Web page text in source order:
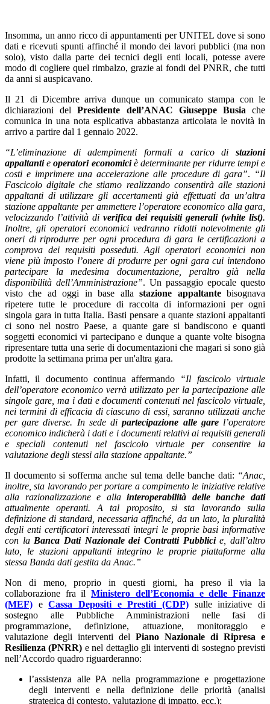
Insomma, un anno ricco di appuntamenti per UNITEL dove si sono
dati e ricevuti spunti affinché il mondo dei lavori pubblici (ma non
solo), visto dalla parte dei tecnici degli enti locali, potesse avere
modo di cogliere quel rimbalzo, grazie ai fondi del PNRR, che tutti
da anni si auspicavano.
Il 21 di Dicembre arriva dunque un comunicato stampa con le
dichiarazioni delPresidente dell’ANAC Giuseppe Busia che
comunica in una nota esplicativa abbastanza articolata le novità in
arrivo a partire dal 1 gennaio 2022.
“L’eliminazione di adempimenti formali a carico di stazioni
appaltantie operatori economiciè determinante per ridurre tempi e
costi e imprimere una accelerazione alle procedure di gara”. “Il
Fascicolo digitale che stiamo realizzando consentirà alle stazioni
appaltanti di utilizzare gli accertamenti già effettuati da un’altra
stazione appaltante per ammettere l’operatore economico alla gara,
velocizzando l’attività di verifica dei requisiti generali (white list).
Inoltre, gli operatori economici vedranno ridotti notevolmente gli
oneri di riprodurre per ogni procedura di gara le certificazioni a
comprova dei requisiti posseduti. Agli operatori economici non
viene più imposto l’onere di produrre per ogni gara cui intendono
partecipare la medesima documentazione, peraltro già nella
disponibilità dell’Amministrazione”. Un passaggio epocale questo
visto che ad oggi in base allastazione appaltantebisognava
ripetere tutte le procedure di raccolta di informazioni per ogni
singola gara in tutta Italia. Basti pensare a quante stazioni appaltanti
ci sono nel nostro Paese, a quante gare si bandiscono e quanti
soggetti economici vi partecipano e dunque a quante volte bisogna
ripresentare tutta una serie di documentazioni che magari si sono già
prodotte la settimana prima per un'altra gara.
Infatti, il documento continua affermando “Il fascicolo virtuale
dell’operatore economico verrà utilizzato per la partecipazione alle
singole gare, ma i dati e documenti contenuti nel fascicolo virtuale,
nei termini di efficacia di ciascuno di essi, saranno utilizzati anche
per gare diverse. In sede dipartecipazione alle garel’operatore
economico indicherà i dati e i documenti relativi ai requisiti generali
e speciali contenuti nel fascicolo virtuale per consentire la
valutazione degli stessi alla stazione appaltante.”
Il documento si sofferma anche sul tema delle banche dati: “Anac,
inoltre, sta lavorando per portare a compimento le iniziative relative
alla razionalizzazione e allainteroperabilità delle banche dati
attualmente operanti. A tal proposito, si sta lavorando sulla
definizione di standard, necessaria affinché, da un lato, la pluralità
degli enti certificatori interessati integri le proprie basi informative
con la Banca Dati Nazionale dei Contratti Pubblicie, dall’altro
lato, le stazioni appaltanti integrino le proprie piattaforme alla
stessa Banda dati gestita da Anac.”
Non di meno, proprio in questi giorni, ha preso il via la
collaborazione fra ilMinistero dell’Economia e delle Finanze
(MEF) eCassa Depositi e Prestiti (CDP) sulle iniziative di
sostegno alle Pubbliche Amministrazioni nelle fasi di
programmazione, definizione, attuazione, monitoraggio e
valutazione degli interventi del Piano Nazionale di Ripresa e
Resilienza (PNRR) e nel dettaglio gli interventi di sostegno previsti
nell’Accordo quadro riguarderanno:
l’assistenza alle PA nella programmazione e progettazione
degli interventi e nella definizione delle priorità (analisi
strategica di contesto, valutazione di impatto, ecc.);